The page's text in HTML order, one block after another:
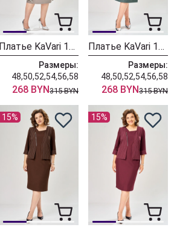
Платье KaVari 1159-1 серо-фиолетовый
Размеры:
48,50,52,54,56,58
268 BYN315 BYN
Платье KaVari 1159 хаки
Размеры:
48,50,52,54,56,58
268 BYN315 BYN
15% 15%